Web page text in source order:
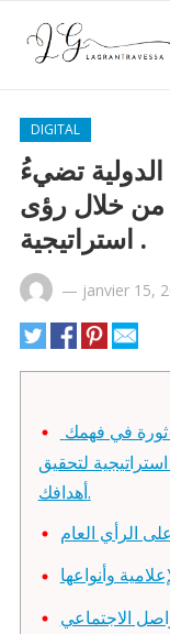
DIGITAL
تضيءُ
من خلال رؤى
استراتيجية .
— janvier 15,
لتحقيق
أهدافك.
الرأي العام
وأنواعها
الاجتماعي